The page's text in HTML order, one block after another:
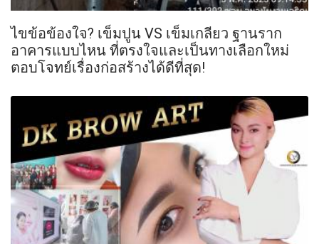
ไขข้อข้องใจ? เข็มปูน VS เข็มเกลียว ฐานราก
อาคารแบบไหน ที่ตรงใจและเป็นทางเลือกใหม่
ตอบโจทย์เรื่องก่อสร้างได้ดีที่สุด!